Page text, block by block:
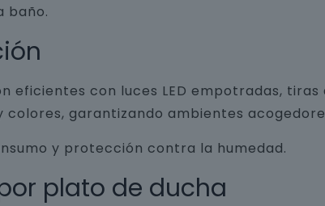
baño.
eficientes con luces LED empotradas,
garantizando ambientes
y protección contra la humedad.
plato de ducha